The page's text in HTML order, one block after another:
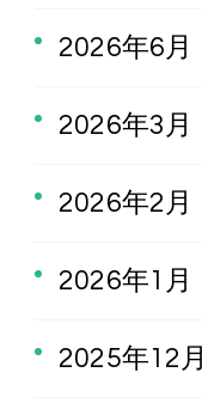
2026年6月
2026年3月
2026年2月
2026年1月
2025年12月